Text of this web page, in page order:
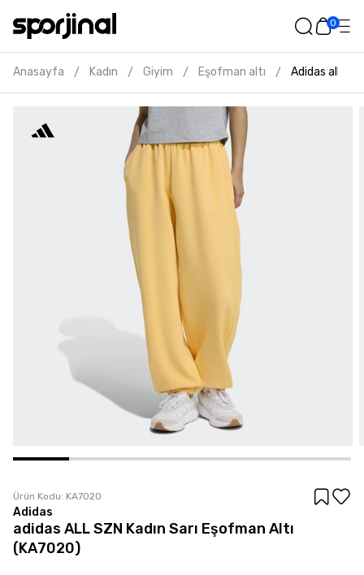
0
Anasayfa / Kadın / Giyim / Eşofman altı / Adidas all szn
Ürün Kodu: KA7020
Adidas
adidas ALL SZN Kadın Sarı Eşofman Altı
(KA7020)